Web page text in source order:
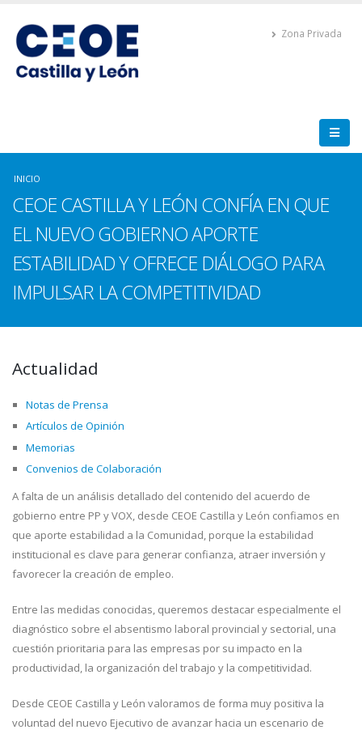
Zona Privada
INICIO
CEOE CASTILLA Y LEÓN CONFÍA EN QUE
EL NUEVO GOBIERNO APORTE
ESTABILIDAD Y OFRECE DIÁLOGO PARA
IMPULSAR LA COMPETITIVIDAD
Actualidad
Notas de Prensa
Artículos de Opinión
Memorias
Convenios de Colaboración
A falta de un análisis detallado del contenido del acuerdo de
gobierno entre PP y VOX, desde CEOE Castilla y León confiamos en
que aporte estabilidad a la Comunidad, porque la estabilidad
institucional es clave para generar confianza, atraer inversión y
favorecer la creación de empleo.
Entre las medidas conocidas, queremos destacar especialmente el
diagnóstico sobre el absentismo laboral provincial y sectorial, una
cuestión prioritaria para las empresas por su impacto en la
productividad, la organización del trabajo y la competitividad.
Desde CEOE Castilla y León valoramos de forma muy positiva la
voluntad del nuevo Ejecutivo de avanzar hacia un escenario de